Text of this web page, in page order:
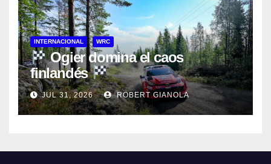
INTERNACIONAL WRC
Ogier domina el caos
finlandés
JUL 31, 2026 ROBERT GIANOLA